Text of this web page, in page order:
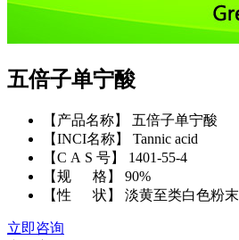
五倍子单宁酸
【产品名称】 五倍子单宁酸
【INCI名称】 Tannic acid
【C A S 号】 1401-55-4
【规 格】 90%
【性 状】 淡黄至类白色粉末
立即咨询